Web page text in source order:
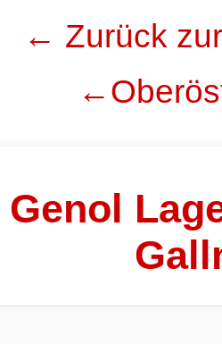
← Zurück
Genol